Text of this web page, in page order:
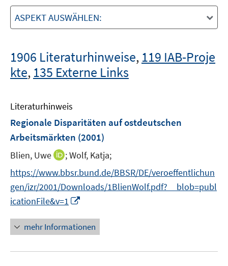
ASPEKT AUSWÄHLEN:
1906 Literaturhinweise, 119 IAB-Proje
kte, 135 Externe Links
Literaturhinweis
Regionale Disparitäten auf ostdeutschen
Arbeitsmärkten (2001)
Blien, Uwe
I
n
n
e
u
e
m
e
;Wolf, Katja;
https://www.bbsr.bund.de/BBSR/DE/veroeffentlichun
gen/izr/2001/Downloads/1BlienWolf.pdf?__blob=publ
icationFile&v=1
n
e
u
mehr Informationen